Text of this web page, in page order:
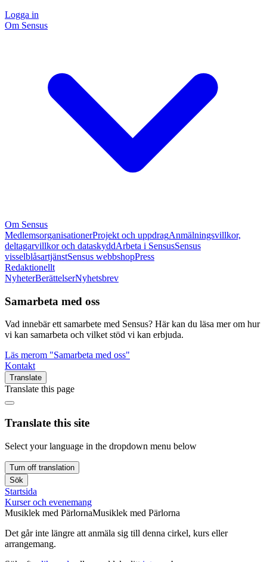
Logga in
Om Sensus
Om Sensus
MedlemsorganisationerProjekt och uppdragAnmälningsvillkor,
deltagarvillkor och dataskyddArbeta i SensusSensus
visselblåsartjänstSensus webbshopPress
Redaktionellt
NyheterBerättelserNyhetsbrev
Samarbeta med oss
Vad innebär ett samarbete med Sensus? Här kan du läsa mer om hur
vi kan samarbeta och vilket stöd vi kan erbjuda.
Läs merom "Samarbeta med oss"
Kontakt
Translate
Translate this page
Translate this site
Select your language in the dropdown menu below
Turn off translation
Sök
Startsida
Kurser och evenemang
Musiklek med PärlornaMusiklek med Pärlorna
Det går inte längre att anmäla sig till denna cirkel, kurs eller
arrangemang.